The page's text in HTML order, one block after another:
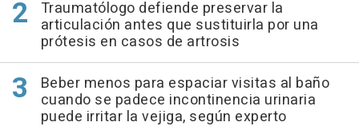
Traumatólogo defiende preservar la
articulación antes que sustituirla por una
prótesis en casos de artrosis
Beber menos para espaciar visitas al baño
cuando se padece incontinencia urinaria
puede irritar la vejiga, según experto